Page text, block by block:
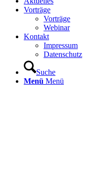
Vorträge
Vorträge
Webinar
Kontakt
Impressum
Datenschutz
Suche
Menü Menü